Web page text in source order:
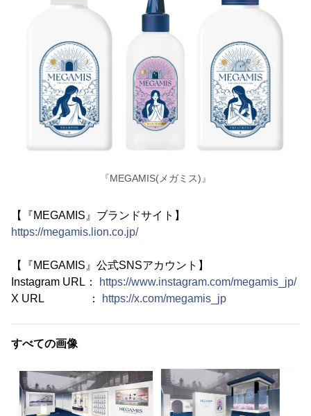
『MEGAMIS(メガミス)』
【『MEGAMIS』ブランドサイト】
https://megamis.lion.co.jp/
【『MEGAMIS』公式SNSアカウント】
Instagram URL：
https://www.instagram.com/megamis_jp/
X URL ：
https://x.com/megamis_jp
すべての画像